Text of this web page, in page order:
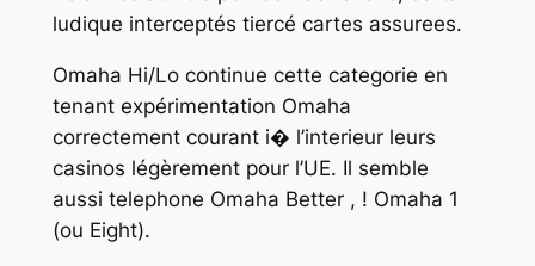
ludique interceptés tiercé cartes assurees.
Omaha Hi/Lo continue cette categorie en
tenant expérimentation Omaha
correctement courant i� l’interieur leurs
casinos légèrement pour l’UE. Il semble
aussi telephone Omaha Better , ! Omaha 1
(ou Eight).